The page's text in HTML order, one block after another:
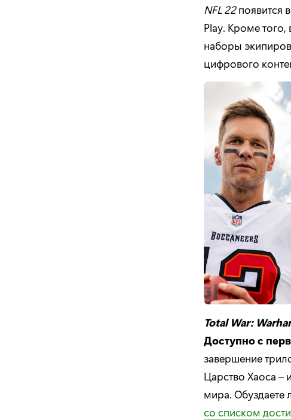
NFL 22появится
Play. Кроме того,
наборы
цифрового
Total War:
Доступно с
завершение
Царство Хаоса –
мира. Обуздаете
со списком